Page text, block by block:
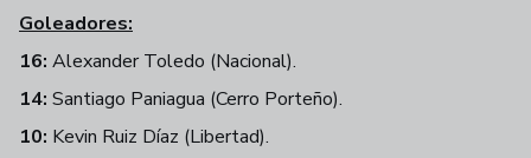
Goleadores:
16: Alexander Toledo (Nacional).
14: Santiago Paniagua (Cerro Porteño).
10: Kevin Ruiz Díaz (Libertad).